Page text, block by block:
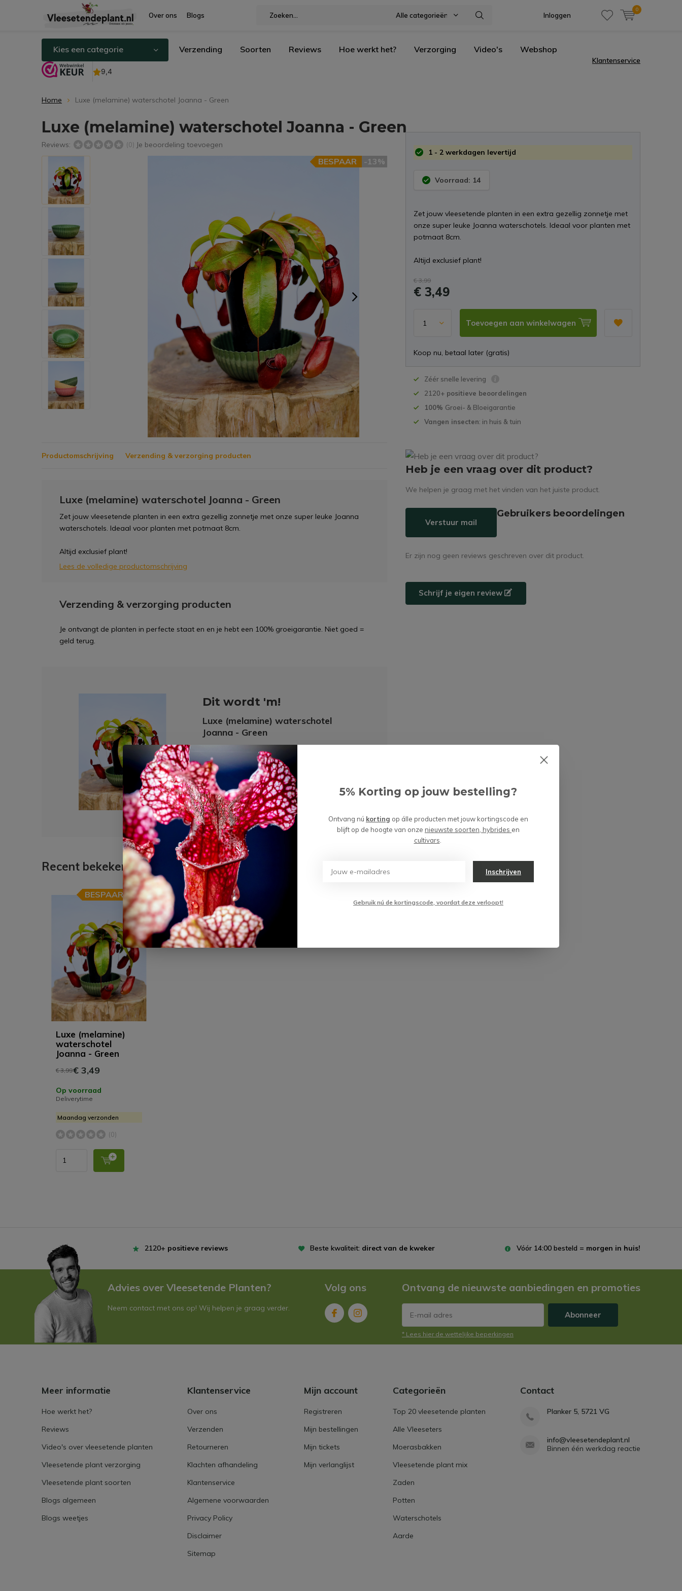
Over ons Blogs Alle categorieën Inloggen
0
Kies een categorie Verzending Soorten Reviews Hoe werkt het? Verzorging Video's Webshop
Klantenservice
Home Luxe (melamine) waterschotel Joanna - Green
Luxe (melamine) waterschotel Joanna - Green
Reviews: (0) Je beoordeling toevoegen
-13%
BESPAAR
1 - 2 werkdagen levertijd
Voorraad: 14
Zet jouw vleesetende planten in een extra gezellig zonnetje met
onze super leuke Joanna waterschotels. Ideaal voor planten met
potmaat 8cm.
Altijd exclusief plant!
€ 3,99
€ 3,49
Toevoegen aan winkelwagen
Koop nu, betaal later (gratis)
Zéér snelle levering
2120+ positieve beoordelingen
100% Groei- & Bloeigarantie
Vangen insecten: in huis & tuin
Productomschrijving Verzending & verzorging producten
Luxe (melamine) waterschotel Joanna - Green
Zet jouw vleesetende planten in een extra gezellig zonnetje met onze super leuke Joanna
waterschotels. Ideaal voor planten met potmaat 8cm.
Altijd exclusief plant!
Lees de volledige productomschrijving
Verzending & verzorging producten
Je ontvangt de planten in perfecte staat en en je hebt een 100% groeigarantie. Niet goed =
geld terug.
Dit wordt 'm!
Luxe (melamine) waterschotel
Joanna - Green
(0)
€ 3,99
€ 3,49
Toevoegen aan
winkelwagen
Heb je een vraag over dit product?
We helpen je graag met het vinden van het juiste product.
Verstuur mail
Gebruikers beoordelingen
Er zijn nog geen reviews geschreven over dit product.
Schrijf je eigen review
Recent bekeken
Luxe (melamine)
waterschotel
Joanna - Green
-13%
BESPAAR
€ 3,99€ 3,49
Op voorraad
Deliverytime
Maandag verzonden
(0)
2120+ positieve reviews Beste kwaliteit: direct van de kweker Vóór 14:00 besteld = morgen in huis!
Advies over Vleesetende Planten?
Neem contact met ons op! Wij helpen je graag verder.
Volg ons Ontvang de nieuwste aanbiedingen en promoties
Abonneer
* Lees hier de wettelijke beperkingen
Meer informatie
Hoe werkt het?
Reviews
Video's over vleesetende planten
Vleesetende plant verzorging
Vleesetende plant soorten
Blogs algemeen
Blogs weetjes
Klantenservice
Over ons
Verzenden
Retourneren
Klachten afhandeling
Klantenservice
Algemene voorwaarden
Privacy Policy
Disclaimer
Sitemap
Mijn account
Registreren
Mijn bestellingen
Mijn tickets
Mijn verlanglijst
Categorieën
Top 20 vleesetende planten
Alle Vleeseters
Moerasbakken
Vleesetende plant mix
Zaden
Potten
Waterschotels
Aarde
Contact
Planker 5, 5721 VG
info@vleesetendeplant.nl
Binnen één werkdag reactie
5% Korting op jouw bestelling?
Ontvang nú korting op álle producten met jouw kortingscode en
blijft op de hoogte van onze nieuwste soorten, hybrides en
cultivars
Inschrijven
Gebruik nú de kortingscode, voordat deze verloopt!